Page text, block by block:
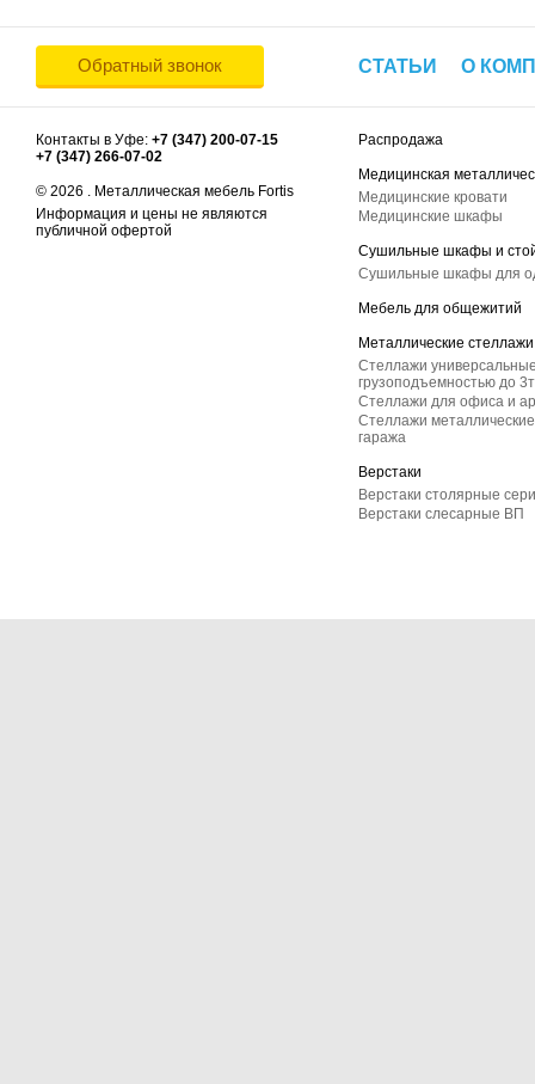
Обратный звонок СТАТЬИ О
Контакты в Уфе: +7 (347) 200-07-15
+7 (347) 266-07-02
© 2026 . Металлическая мебель Fortis
Информация и цены не являются
публичной офертой
Распродажа
Медицинская
Медицинские кровати
Медицинские шкафы
Сушильные шкафы и
Сушильные шкафы для
Мебель для общежитий
Металлические стеллажи
Стеллажи
грузоподъемностью до
Стеллажи для офиса и
Стеллажи
гаража
Верстаки
Верстаки столярные
Верстаки слесарные ВП